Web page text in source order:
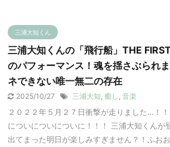
三浦大知くん
三浦大知くんの「飛行船」THE
のパフォーマンス！魂を揺さぶられ
ネできない唯一無二の存在
2025/10/27 三浦大知, 癒し , 音楽
２０２２年５月２７日衝撃が走りました…！
についについについに！！！ 三浦大知くんが
出てまった明日が楽しみすぎません？！ふお